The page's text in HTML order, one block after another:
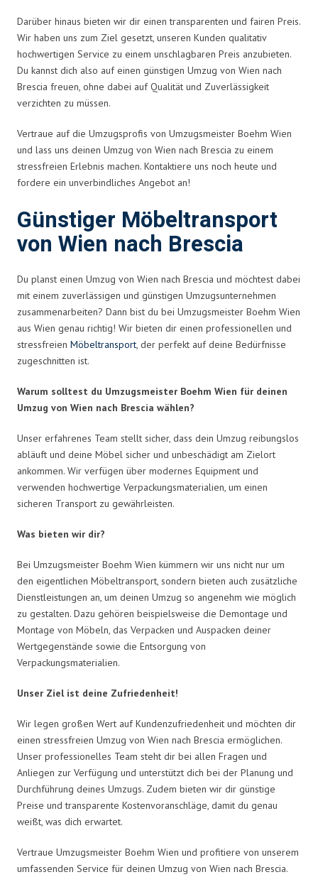
Darüber hinaus bieten wir dir einen transparenten und fairen Preis.
Wir haben uns zum Ziel gesetzt, unseren Kunden qualitativ
hochwertigen Service zu einem unschlagbaren Preis anzubieten.
Du kannst dich also auf einen günstigen Umzug von Wien nach
Brescia freuen, ohne dabei auf Qualität und Zuverlässigkeit
verzichten zu müssen.
Vertraue auf die Umzugsprofis von Umzugsmeister Boehm Wien
und lass uns deinen Umzug von Wien nach Brescia zu einem
stressfreien Erlebnis machen. Kontaktiere uns noch heute und
fordere ein unverbindliches Angebot an!
Günstiger Möbeltransport
von Wien nach Brescia
Du planst einen Umzug von Wien nach Brescia und möchtest dabei
mit einem zuverlässigen und günstigen Umzugsunternehmen
zusammenarbeiten? Dann bist du bei Umzugsmeister Boehm Wien
aus Wien genau richtig! Wir bieten dir einen professionellen und
stressfreien Möbeltransport, der perfekt auf deine Bedürfnisse
zugeschnitten ist.
Warum solltest du Umzugsmeister Boehm Wien für deinen
Umzug von Wien nach Brescia wählen?
Unser erfahrenes Team stellt sicher, dass dein Umzug reibungslos
abläuft und deine Möbel sicher und unbeschädigt am Zielort
ankommen. Wir verfügen über modernes Equipment und
verwenden hochwertige Verpackungsmaterialien, um einen
sicheren Transport zu gewährleisten.
Was bieten wir dir?
Bei Umzugsmeister Boehm Wien kümmern wir uns nicht nur um
den eigentlichen Möbeltransport, sondern bieten auch zusätzliche
Dienstleistungen an, um deinen Umzug so angenehm wie möglich
zu gestalten. Dazu gehören beispielsweise die Demontage und
Montage von Möbeln, das Verpacken und Auspacken deiner
Wertgegenstände sowie die Entsorgung von
Verpackungsmaterialien.
Unser Ziel ist deine Zufriedenheit!
Wir legen großen Wert auf Kundenzufriedenheit und möchten dir
einen stressfreien Umzug von Wien nach Brescia ermöglichen.
Unser professionelles Team steht dir bei allen Fragen und
Anliegen zur Verfügung und unterstützt dich bei der Planung und
Durchführung deines Umzugs. Zudem bieten wir dir günstige
Preise und transparente Kostenvoranschläge, damit du genau
weißt, was dich erwartet.
Vertraue Umzugsmeister Boehm Wien und profitiere von unserem
umfassenden Service für deinen Umzug von Wien nach Brescia.